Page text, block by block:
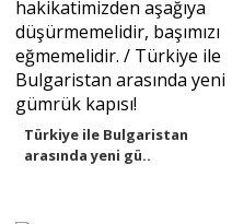
Türkiye ile Bulgaristan
arasında yeni gü..